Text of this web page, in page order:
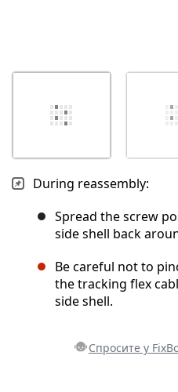
During reassembly:
Spread the screw
side shell back
Be careful not to
the tracking flex
side shell.
Спросите у